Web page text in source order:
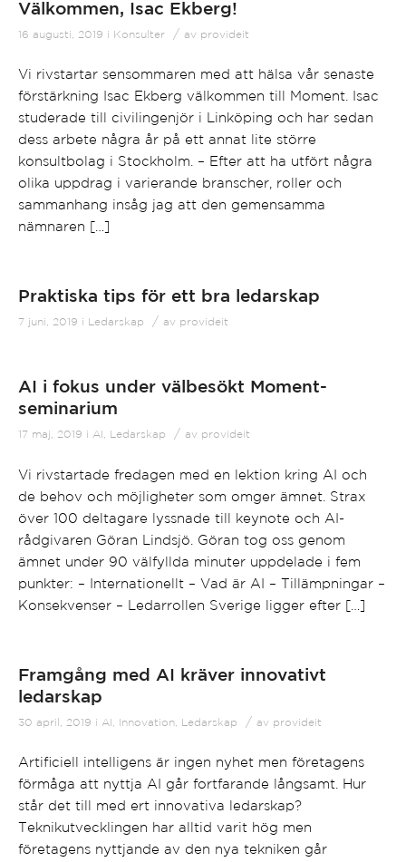
Välkommen, Isac Ekberg!
16 augusti, 2019 i Konsulter / av provideit
Vi rivstartar sensommaren med att hälsa vår senaste
förstärkning Isac Ekberg välkommen till Moment. Isac
studerade till civilingenjör i Linköping och har sedan
dess arbete några år på ett annat lite större
konsultbolag i Stockholm. – Efter att ha utfört några
olika uppdrag i varierande branscher, roller och
sammanhang insåg jag att den gemensamma
nämnaren […]
Praktiska tips för ett bra ledarskap
7 juni, 2019 i Ledarskap / av provideit
AI i fokus under välbesökt Moment-
seminarium
17 maj, 2019 i AI Ledarskap / av provideit
Vi rivstartade fredagen med en lektion kring AI och
de behov och möjligheter som omger ämnet. Strax
över 100 deltagare lyssnade till keynote och AI-
rådgivaren Göran Lindsjö. Göran tog oss genom
ämnet under 90 välfyllda minuter uppdelade i fem
punkter: – Internationellt – Vad är AI – Tillämpningar –
Konsekvenser – Ledarrollen Sverige ligger efter […]
Framgång med AI kräver innovativt
ledarskap
30 april, 2019 i AI Innovation Ledarskap / av provideit
Artificiell intelligens är ingen nyhet men företagens
förmåga att nyttja AI går fortfarande långsamt. Hur
står det till med ert innovativa ledarskap?
Teknikutvecklingen har alltid varit hög men
företagens nyttjande av den nya tekniken går